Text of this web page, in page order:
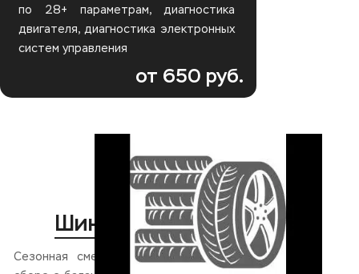
Шиномонтаж
от 650 руб.
Сезонная смена резины или колес в
по 28+ параметрам, диагностика
двигателя, диагностика электронных
систем управления